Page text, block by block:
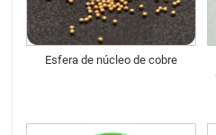
Esfera de núcleo de cobre